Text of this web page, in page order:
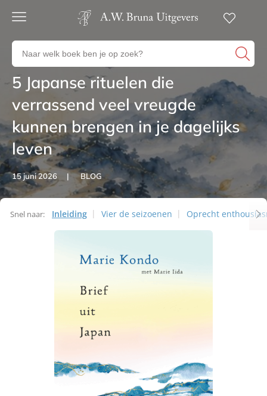
Gratis
23:00
besteld,
volgende
in huis
Veilig
betalen
Gratis
retourneren
Zoeken
naar
auteurs
en
uitgevers
Artikelen
5 Japanse rituelen die
verrassend veel vreugde
kunnen brengen in je dagelijks
leven
15 juni 2026 BLOG
Snel naar: Inleiding Vier de seizoenen
Oprecht